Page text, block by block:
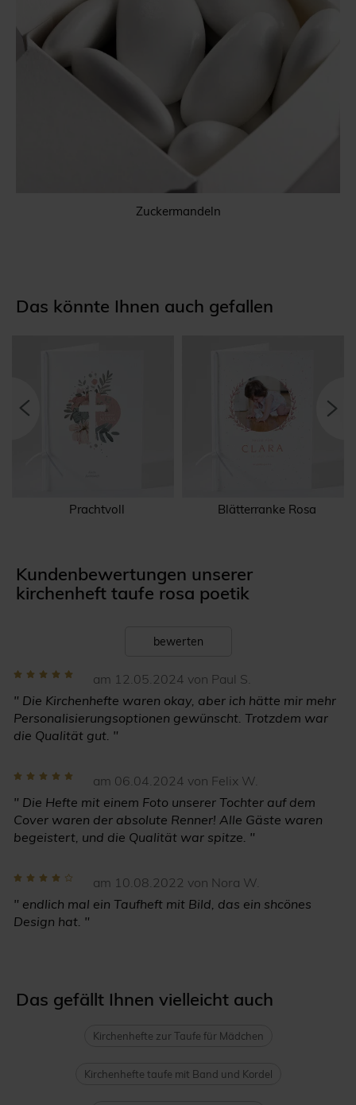
Zuckermandeln
Das könnte Ihnen auch gefallen
Prachtvoll Blätterranke Rosa
Kundenbewertungen unserer
kirchenheft taufe rosa poetik
bewerten
am 12.05.2024 von Paul S.
" Die Kirchenhefte waren okay, aber ich hätte mir mehr
Personalisierungsoptionen gewünscht. Trotzdem war
die Qualität gut. "
am 06.04.2024 von Felix W.
" Die Hefte mit einem Foto unserer Tochter auf dem
Cover waren der absolute Renner! Alle Gäste waren
begeistert, und die Qualität war spitze. "
am 10.08.2022 von Nora W.
" endlich mal ein Taufheft mit Bild, das ein shcönes
Design hat. "
Das gefällt Ihnen vielleicht auch
Kirchenhefte zur Taufe für Mädchen
Kirchenhefte taufe mit Band und Kordel